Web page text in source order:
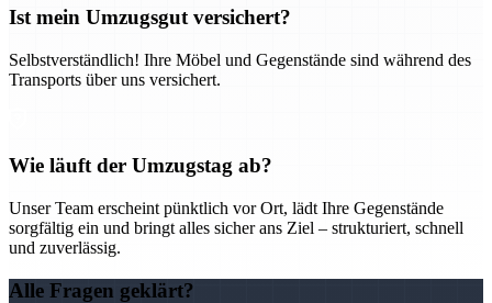
Ist mein Umzugsgut versichert?
Selbstverständlich! Ihre Möbel und Gegenstände sind während des
Transports über uns versichert.
Wie läuft der Umzugstag ab?
Unser Team erscheint pünktlich vor Ort, lädt Ihre Gegenstände
sorgfältig ein und bringt alles sicher ans Ziel – strukturiert, schnell
und zuverlässig.
Alle Fragen geklärt?